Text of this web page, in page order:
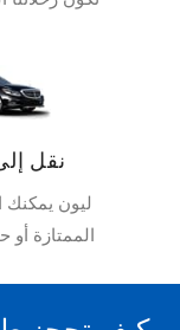
نقل
ليون يمكنك
الممتازة